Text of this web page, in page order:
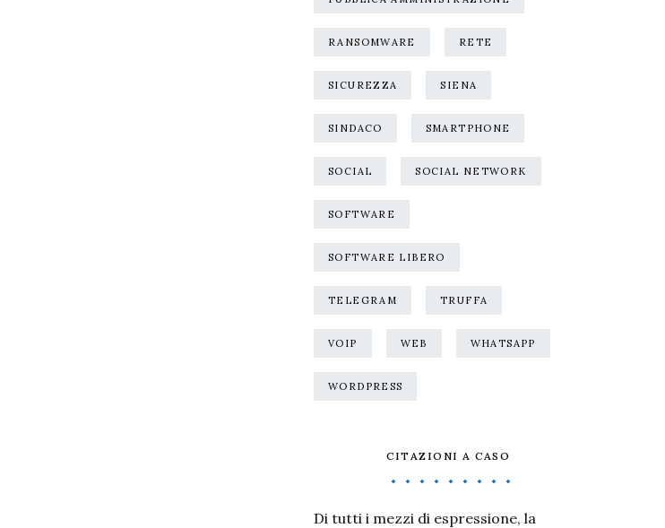
RANSOMWARE RETE
SICUREZZA SIENA
SINDACO SMARTPHONE
SOCIAL SOCIAL NETWORK
SOFTWARE
SOFTWARE LIBERO
TELEGRAM TRUFFA
VOIP WEB WHATSAPP
WORDPRESS
CITAZIONI A CASO
Di tutti i mezzi di espressione, la